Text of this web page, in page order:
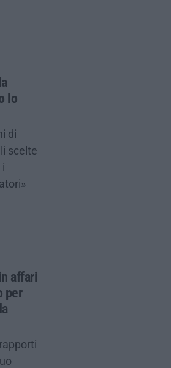
lo
di
scelte
i
affari
per